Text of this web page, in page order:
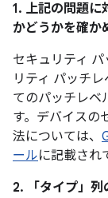
1. 上記の問題に
かどうかを確か
セキュリティ
リティ パッチ
てのパッチレベ
す。デバイスの
法については、
ールに記載され
2. 「タイプ」 列